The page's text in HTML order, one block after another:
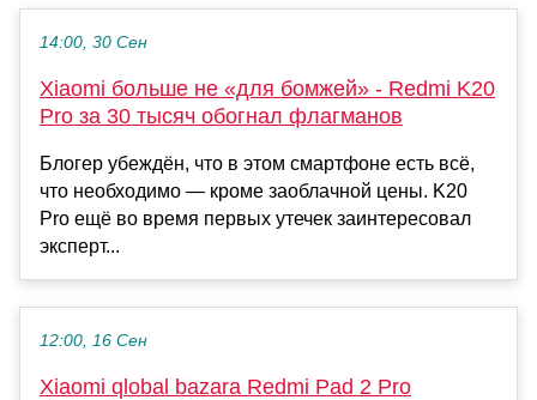
14:00, 30 Сен
Xiaomi больше не «для бомжей» - Redmi K20
Pro за 30 тысяч обогнал флагманов
Блогер убеждён, что в этом смартфоне есть всё,
что необходимо — кроме заоблачной цены. K20
Pro ещё во время первых утечек заинтересовал
эксперт...
12:00, 16 Сен
Xiaomi qlobal bazara Redmi Pad 2 Pro